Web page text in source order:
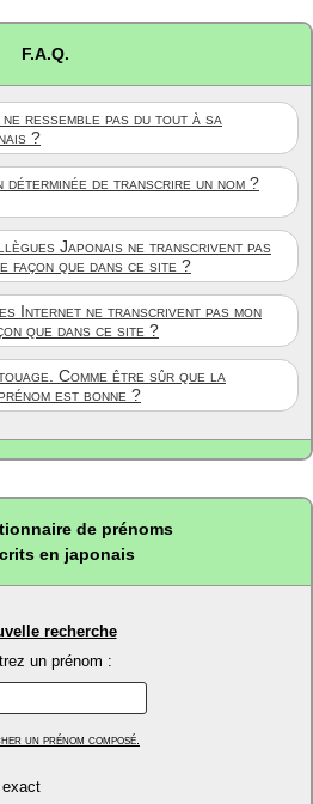
F.A.Q.
ressemble pas du tout à sa
?
de transcrire un nom ?
Japonais ne transcrivent pas
façon que dans ce site ?
Internet ne transcrivent pas mon
que dans ce site ?
Comme être sûr que la
est bonne ?
de prénoms
en japonais
recherche
un prénom :
un prénom composé.
exact